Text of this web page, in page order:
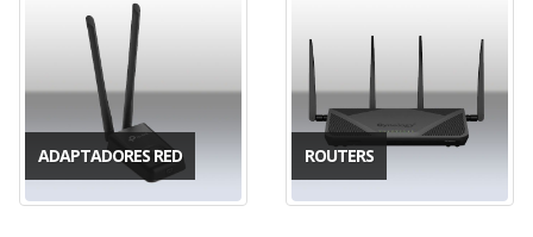
ADAPTADORES RED ROUTERS